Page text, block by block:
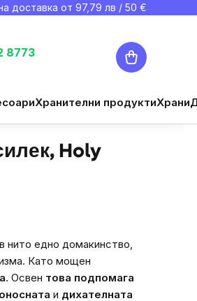
доставка от 97,79 лв / 50 €
8773 Количка
Хранителни продуктиХрани
Holy
нито едно домакинство,
Като мощен
Освен това подпомага
и дихателната
Цена за мярка:
€10,57 / 100 ml
Наблюдавай